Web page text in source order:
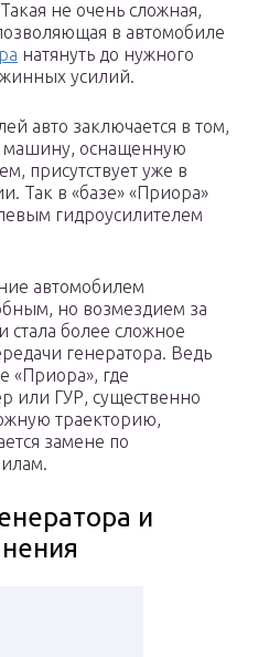
не очень сложная,
в автомобиле
натянуть до нужного
усилий.
авто заключается в том,
машину, оснащенную
присутствует уже в
Так в «базе» «Приора»
гидроусилителем
автомобилем
но возмездием за
более сложное
генератора. Ведь
«Приора», где
или ГУР, существенно
траекторию,
замене по
и